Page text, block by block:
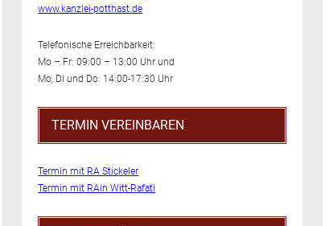
www.kanzlei-potthast.de
Telefonische Erreichbarkeit:
Mo – Fr: 09:00 – 13:00 Uhr und
Mo, Di und Do: 14:00-17:30 Uhr
TERMIN VEREINBAREN
Termin mit RA Stickeler
Termin mit RAin Witt-Rafati